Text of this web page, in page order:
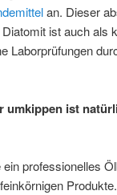
an. Dieser
ist auch als
Laborprüfungen
umkippen ist
professionelles